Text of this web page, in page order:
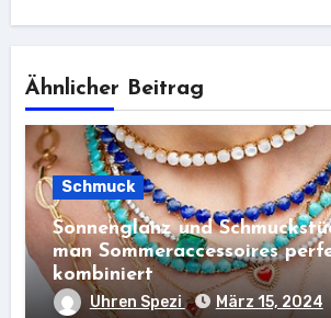
Ähnlicher Beitrag
Schmuck
Sonnenglanz und
man Sommeraccessoires
kombiniert
Uhren Spezi März 15, 2024